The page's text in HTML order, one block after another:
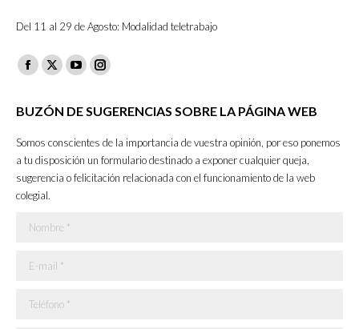
Del 11 al 29 de Agosto: Modalidad teletrabajo
Facebook
opens
new
window
X
opens
new
window
YouTube
opens
new
window
Instagram
opens
in
new
window
BUZÓN DE SUGERENCIAS SOBRE LA PÁGINA WEB
Somos conscientes de la importancia de vuestra opinión, por eso ponemos
a tu disposición un formulario destinado a exponer cualquier queja,
sugerencia o felicitación relacionada con el funcionamiento de la web
colegial.
Nombre *
E-mail *
Teléfono *